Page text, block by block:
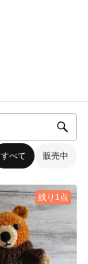
すべて 販売中
残り1点